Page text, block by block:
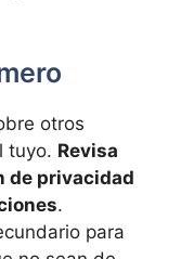
otros
tuyo. Revisa
de privacidad
.
para